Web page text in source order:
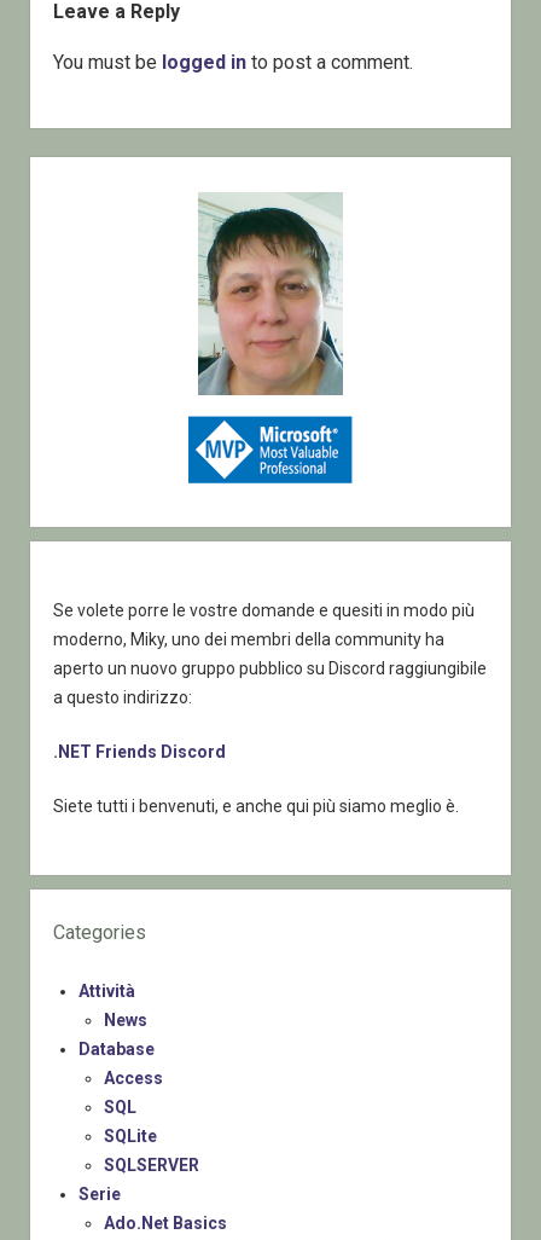
Leave a Reply
You must be logged into post a comment.
Se volete porre le vostre domande e quesiti in modo più
moderno, Miky, uno dei membri della community ha
aperto un nuovo gruppo pubblico su Discord raggiungibile
a questo indirizzo:
.NET Friends Discord
Siete tutti i benvenuti, e anche qui più siamo meglio è.
Categories
Attività
News
Database
Access
SQL
SQLite
SQLSERVER
Serie
Ado.Net Basics